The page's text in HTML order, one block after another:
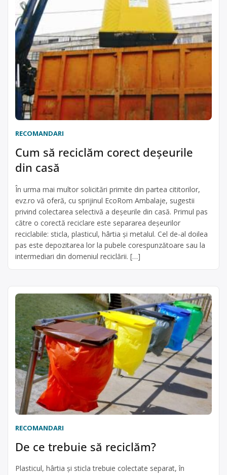
RECOMANDARI
Cum să reciclăm corect deşeurile
din casă
În urma mai multor solicitări primite din partea cititorilor,
evz.ro vă oferă, cu sprijinul EcoRom Ambalaje, sugestii
privind colectarea selectivă a deşeurile din casă. Primul pas
către o corectă reciclare este separarea deşeurilor
reciclabile: sticla, plasticul, hârtia şi metalul. Cel de-al doilea
pas este depozitarea lor la pubele corespunzătoare sau la
intermediari din domeniul reciclării. […]
RECOMANDARI
De ce trebuie să reciclăm?
Plasticul, hârtia şi sticla trebuie colectate separat, în